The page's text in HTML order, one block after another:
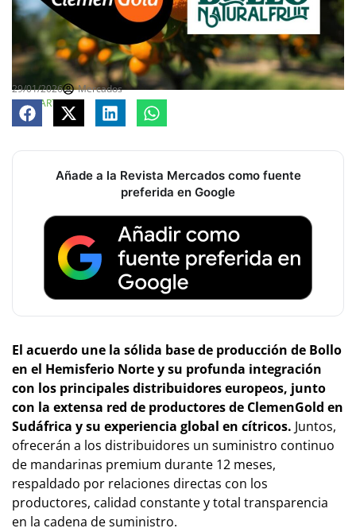
29/01/2026
Mercados
COMPARTE
Añade a la Revista Mercados como fuente
preferida en Google
El acuerdo une la sólida base de producción de Bollo
en el Hemisferio Norte y su profunda integración
con los principales distribuidores europeos, junto
con la extensa red de productores de ClemenGold en
Sudáfrica y su experiencia global en cítricos. Juntos,
ofrecerán a los distribuidores un suministro continuo
de mandarinas premium durante 12 meses,
respaldado por relaciones directas con los
productores, calidad constante y total transparencia
en la cadena de suministro.